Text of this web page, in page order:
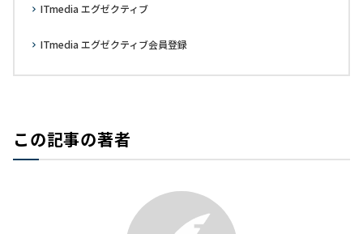
ITmedia エグゼクティブ
ITmedia エグゼクティブ会員登録
この記事の著者